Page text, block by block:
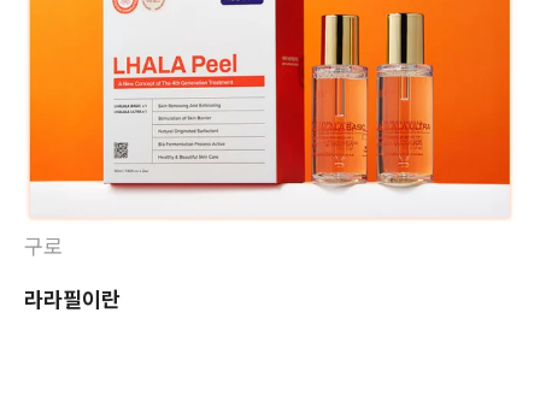
구로
라라필이란